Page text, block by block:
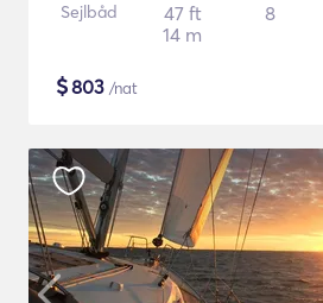
Sejlbåd
47 ft
14 m
8
$803 /nat